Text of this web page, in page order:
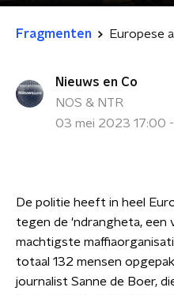
Fragmenten
Nieuws en Co
NOS & NTR
03 mei 2023 17:00
De politie heeft in heel
tegen de 'ndrangheta, een
machtigste
totaal 132 mensen
journalist Sanne de Boer,